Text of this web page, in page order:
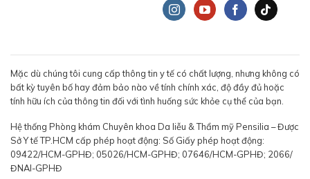
Mặc dù chúng tôi cung cấp thông tin y tế có chất lượng, nhưng không có
bất kỳ tuyên bố hay đảm bảo nào về tính chính xác, độ đầy đủ hoặc
tính hữu ích của thông tin đối với tình huống sức khỏe cụ thể của bạn.
Hệ thống Phòng khám Chuyên khoa Da liễu & Thẩm mỹ Pensilia – Được
Sở Y tế TP.HCM cấp phép hoạt động: Số Giấy phép hoạt động:
09422/HCM-GPHĐ; 05026/HCM-GPHĐ; 07646/HCM-GPHĐ; 2066/
ĐNAI-GPHĐ